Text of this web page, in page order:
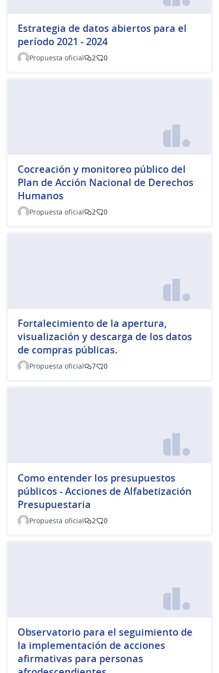
Estrategia de datos abiertos para el
período 2021 - 2024
Propuesta oficial 2 0
Cocreación y monitoreo público del
Plan de Acción Nacional de Derechos
Humanos
Propuesta oficial 2 0
Fortalecimiento de la apertura,
visualización y descarga de los datos
de compras públicas.
Propuesta oficial 7 0
Como entender los presupuestos
públicos - Acciones de Alfabetización
Presupuestaria
Propuesta oficial 2 0
Observatorio para el seguimiento de
la implementación de acciones
afirmativas para personas